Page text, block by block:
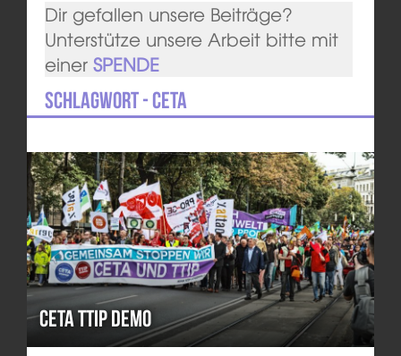
Dir gefallen unsere Beiträge?
Unterstütze unsere Arbeit bitte mit
einer SPENDE
Schlagwort - CETA
CETA TTIP Demo